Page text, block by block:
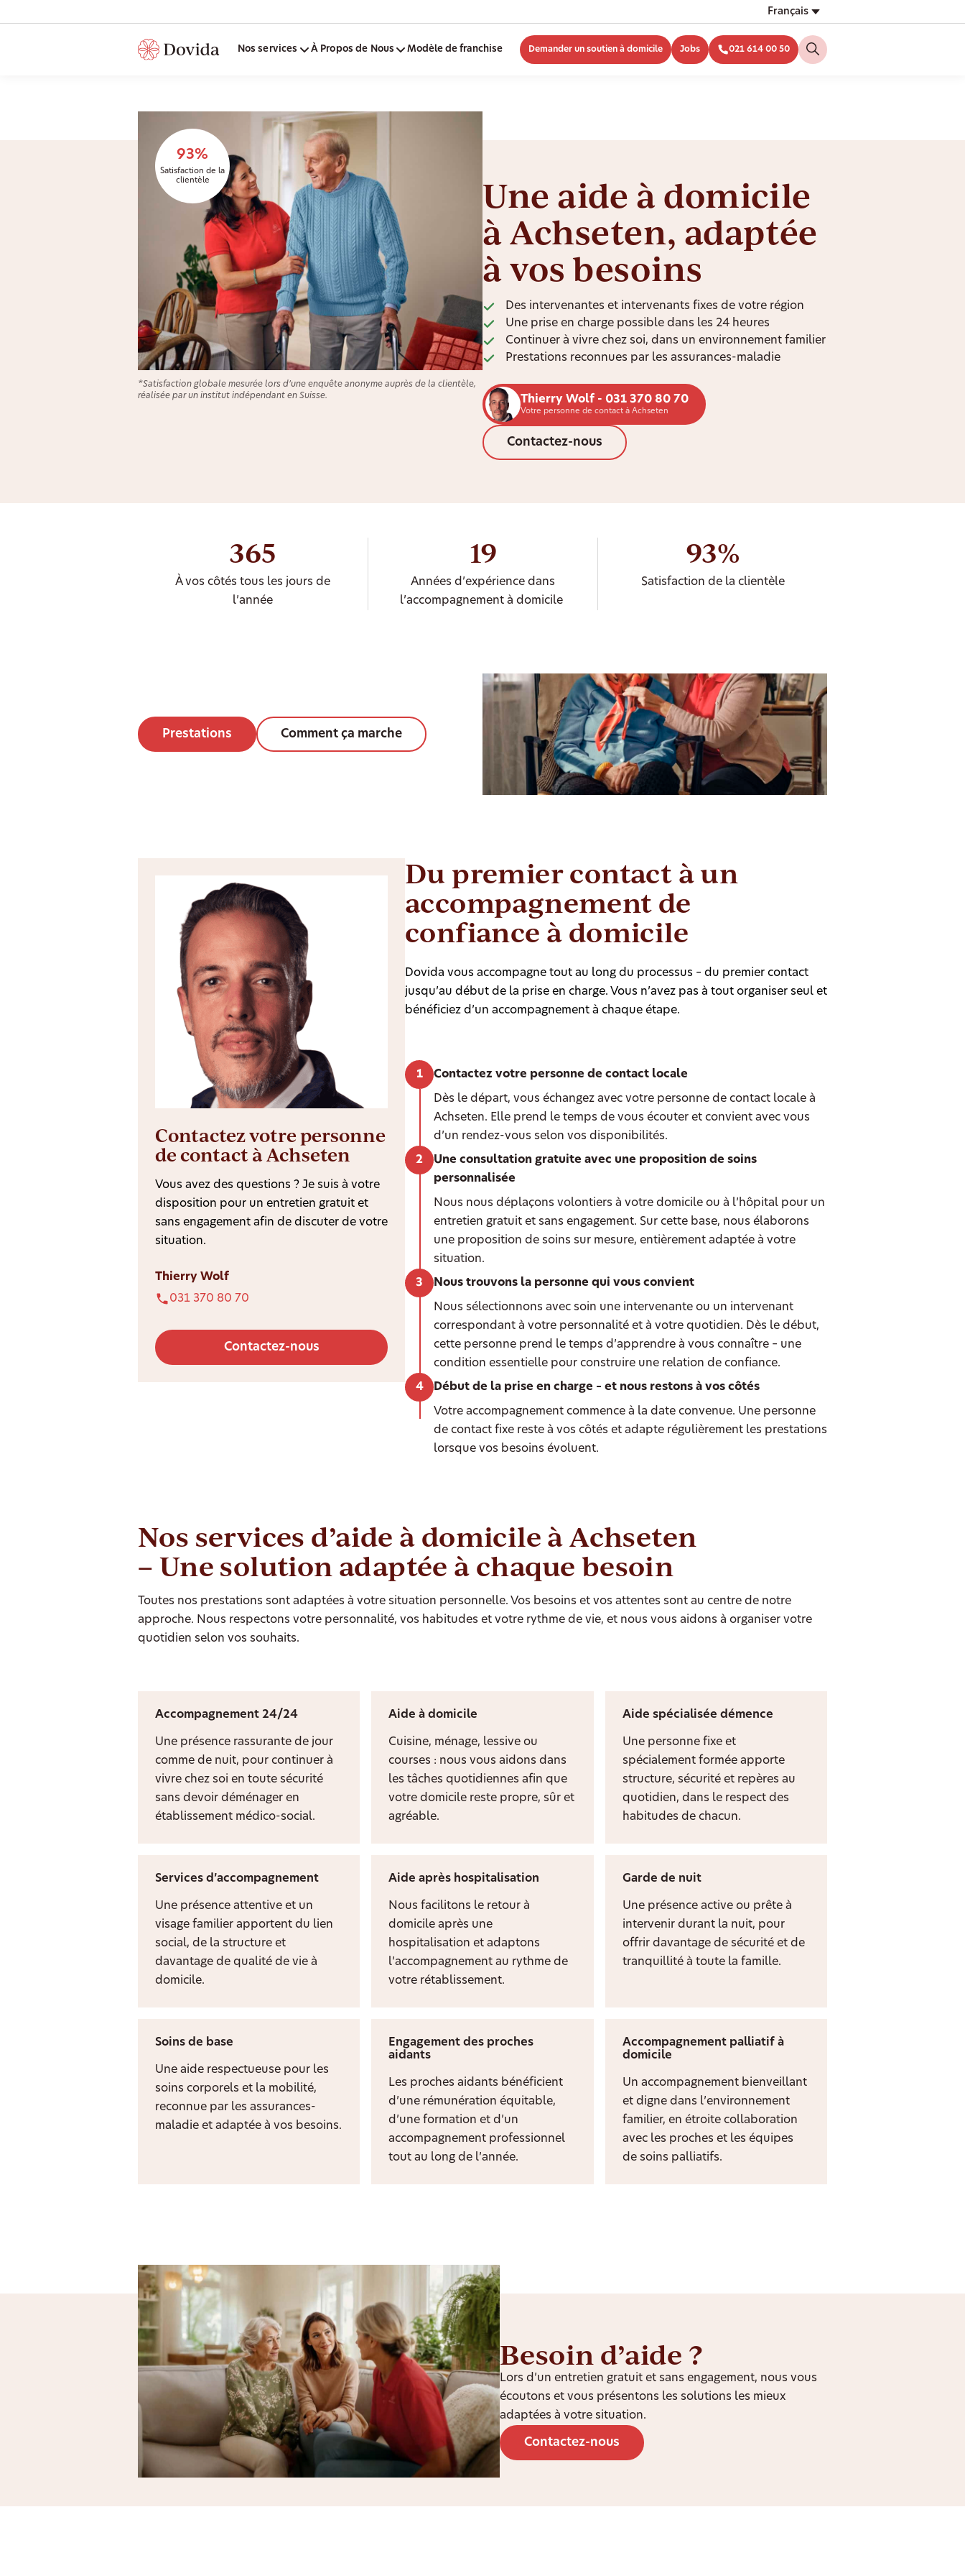
Français
Nos services À Propos de Nous Modèle de franchise Demander un soutien à domicile Jobs 021 614 00 50
93%
Satisfaction de la
clientèle
*Satisfaction globale mesurée lors d’une enquête anonyme auprès de la clientèle,
réalisée par un institut indépendant en Suisse.
Une aide à domicile
à Achseten, adaptée
à vos besoins
Des intervenantes et intervenants fixes de votre région
Une prise en charge possible dans les 24 heures
Continuer à vivre chez soi, dans un environnement familier
Prestations reconnues par les assurances-maladie
Thierry Wolf - 031 370 80 70
Votre personne de contact à Achseten
Contactez-nous
365
À vos côtés tous les jours de
l’année
19
Années d’expérience dans
l’accompagnement à domicile
93%
Satisfaction de la clientèle
Prestations Comment ça marche
Contactez votre personne
de contact à Achseten
Vous avez des questions ? Je suis à votre
disposition pour un entretien gratuit et
sans engagement afin de discuter de votre
situation.
Thierry Wolf
031 370 80 70
Contactez-nous
Du premier contact à un
accompagnement de
confiance à domicile
Dovida vous accompagne tout au long du processus – du premier contact
jusqu’au début de la prise en charge. Vous n’avez pas à tout organiser seul et
bénéficiez d’un accompagnement à chaque étape.
Contactez votre personne de contact locale
Dès le départ, vous échangez avec votre personne de contact locale à
Achseten. Elle prend le temps de vous écouter et convient avec vous
d’un rendez-vous selon vos disponibilités.
Une consultation gratuite avec une proposition de soins
personnalisée
Nous nous déplaçons volontiers à votre domicile ou à l’hôpital pour un
entretien gratuit et sans engagement. Sur cette base, nous élaborons
une proposition de soins sur mesure, entièrement adaptée à votre
situation.
Nous trouvons la personne qui vous convient
Nous sélectionnons avec soin une intervenante ou un intervenant
correspondant à votre personnalité et à votre quotidien. Dès le début,
cette personne prend le temps d’apprendre à vous connaître – une
condition essentielle pour construire une relation de confiance.
Début de la prise en charge – et nous restons à vos côtés
Votre accompagnement commence à la date convenue. Une personne
de contact fixe reste à vos côtés et adapte régulièrement les prestations
lorsque vos besoins évoluent.
Nos services d’aide à domicile à Achseten
– Une solution adaptée à chaque besoin
Toutes nos prestations sont adaptées à votre situation personnelle. Vos besoins et vos attentes sont au centre de notre
approche. Nous respectons votre personnalité, vos habitudes et votre rythme de vie, et nous vous aidons à organiser votre
quotidien selon vos souhaits.
Accompagnement 24/24
Une présence rassurante de jour
comme de nuit, pour continuer à
vivre chez soi en toute sécurité
sans devoir déménager en
établissement médico-social.
Aide à domicile
Cuisine, ménage, lessive ou
courses : nous vous aidons dans
les tâches quotidiennes afin que
votre domicile reste propre, sûr et
agréable.
Aide spécialisée démence
Une personne fixe et
spécialement formée apporte
structure, sécurité et repères au
quotidien, dans le respect des
habitudes de chacun.
Services d’accompagnement
Une présence attentive et un
visage familier apportent du lien
social, de la structure et
davantage de qualité de vie à
domicile.
Aide après hospitalisation
Nous facilitons le retour à
domicile après une
hospitalisation et adaptons
l’accompagnement au rythme de
votre rétablissement.
Garde de nuit
Une présence active ou prête à
intervenir durant la nuit, pour
offrir davantage de sécurité et de
tranquillité à toute la famille.
Soins de base
Une aide respectueuse pour les
soins corporels et la mobilité,
reconnue par les assurances-
maladie et adaptée à vos besoins.
Engagement des proches
aidants
Les proches aidants bénéficient
d’une rémunération équitable,
d’une formation et d’un
accompagnement professionnel
tout au long de l’année.
Accompagnement palliatif à
domicile
Un accompagnement bienveillant
et digne dans l’environnement
familier, en étroite collaboration
avec les proches et les équipes
de soins palliatifs.
Besoin d’aide ?
Lors d’un entretien gratuit et sans engagement, nous vous
écoutons et vous présentons les solutions les mieux
adaptées à votre situation.
Contactez-nous